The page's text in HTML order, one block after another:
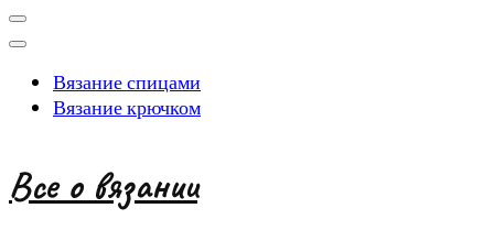
Вязание спицами
Вязание крючком
Все о вязании